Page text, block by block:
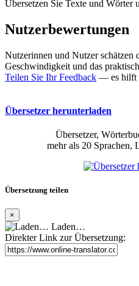
Übersetzen Sie Texte und Wörter
Nutzerbewertungen
Nutzerinnen und Nutzer schätzen
Geschwindigkeit und das
Teilen Sie Ihr Feedback — es hilft
Übersetzer herunterladen
Übersetzer,
mehr als 20 Sprachen,
Übersetzung teilen
×
Laden…
Direkter Link zur Übersetzung: